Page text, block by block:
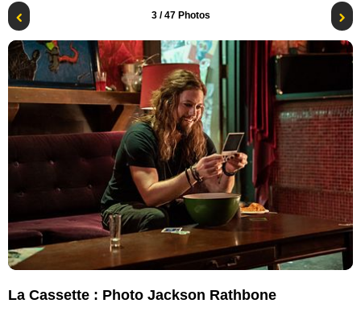
3/ 47 Photos
La Cassette : Photo Jackson Rathbone